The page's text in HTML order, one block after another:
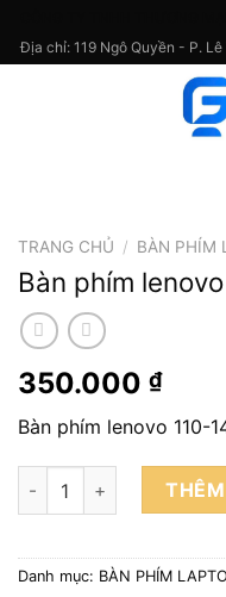
Địa chỉ: 119 Ngô Quyền - P.
TRANG CHỦ / BÀN PHÍM
Bàn phím
350.000 ₫
Bàn phím lenovo 110-
Bàn phím lenovo 110-14
Danh mục: BÀN PHÍM